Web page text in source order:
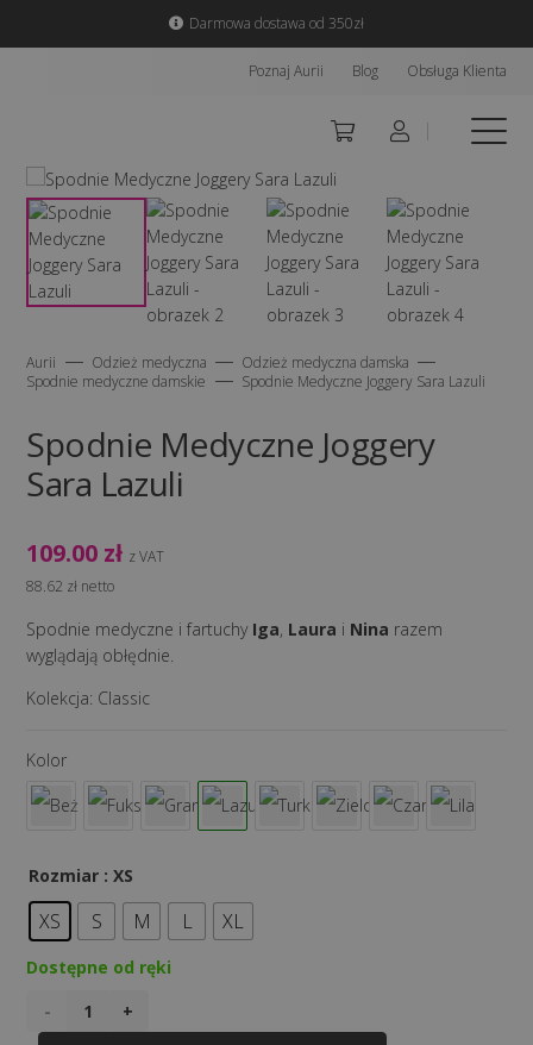
Darmowa dostawa od 350zł
Poznaj Aurii Blog Obsługa Klienta
Aurii Odzież medyczna
Odzież medyczna damska
Spodnie medyczne damskie
Spodnie Medyczne Joggery Sara Lazuli
Spodnie Medyczne Joggery
Sara Lazuli
109.00 zł z VAT
88.62 zł netto
Spodnie medyczne i fartuchy Iga, Laura i Nina razem
wyglądają obłędnie.
Kolekcja: Classic
Kolor
Rozmiar : XS
XS S M L XL
Dostępne od ręki
ilość